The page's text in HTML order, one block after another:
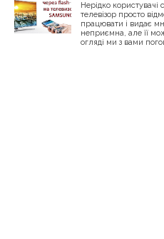
Нерідко користувачі
телевізор просто
працювати і видає
неприємна, але її
огляді ми з вами